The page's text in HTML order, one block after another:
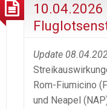
Update
Rom-Fiumicino
und Neapel